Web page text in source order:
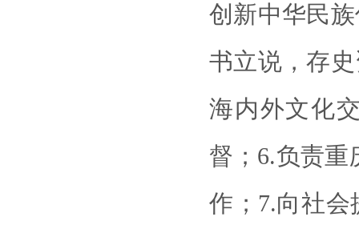
创新中华民
书立说，存
海内外文化
督；6.负责重
作；7.向社